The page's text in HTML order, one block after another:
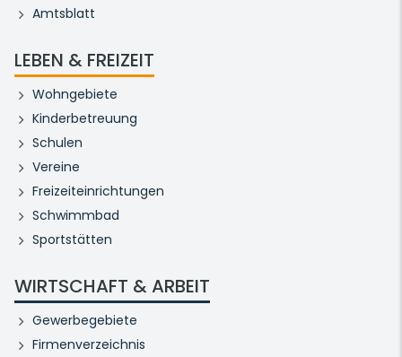
Amtsblatt
LEBEN & FREIZEIT
Wohngebiete
Kinderbetreuung
Schulen
Vereine
Freizeiteinrichtungen
Schwimmbad
Sportstätten
WIRTSCHAFT & ARBEIT
Gewerbegebiete
Firmenverzeichnis